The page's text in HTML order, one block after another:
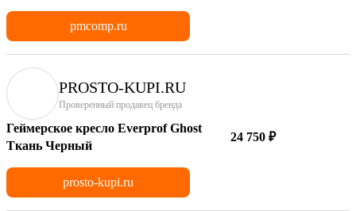
pmcomp.ru
PROSTO-KUPI.RU
Проверенный продавец бренда
Геймерское кресло Everprof Ghost
Ткань Черный
24 750 ₽
prosto-kupi.ru